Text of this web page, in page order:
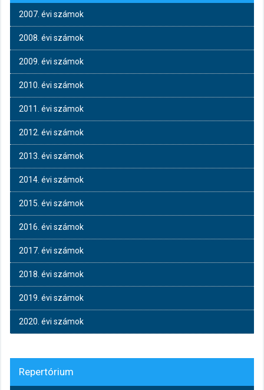
2007. évi számok
2008. évi számok
2009. évi számok
2010. évi számok
2011. évi számok
2012. évi számok
2013. évi számok
2014. évi számok
2015. évi számok
2016. évi számok
2017. évi számok
2018. évi számok
2019. évi számok
2020. évi számok
Repertórium